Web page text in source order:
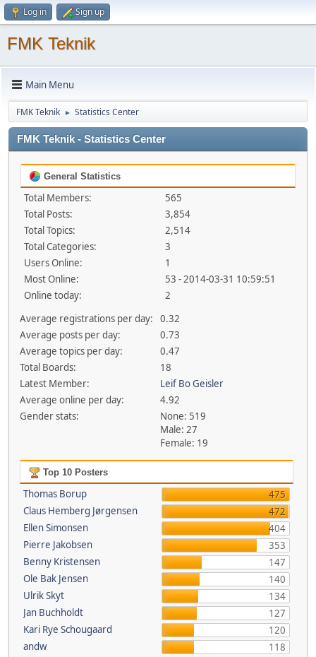
Log in Sign up
FMK Teknik
Main Menu
FMK Teknik ► Statistics Center
FMK Teknik - Statistics Center
General Statistics
Total Members:
565
Total Posts:
3,854
Total Topics:
2,514
Total Categories:
3
Users Online:
1
Most Online:
53 - 2014-03-31 10:59:51
Online today:
2
Average registrations per day:
0.32
Average posts per day:
0.73
Average topics per day:
0.47
Total Boards:
18
Latest Member:
Leif Bo Geisler
Average online per day:
4.92
Gender stats:
None: 519
Male: 27
Female: 19
Top 10 Posters
Thomas Borup
475
Claus Hemberg Jørgensen
472
Ellen Simonsen
404
Pierre Jakobsen
353
Benny Kristensen
147
Ole Bak Jensen
140
Ulrik Skyt
134
Jan Buchholdt
127
Kari Rye Schougaard
120
andw
118